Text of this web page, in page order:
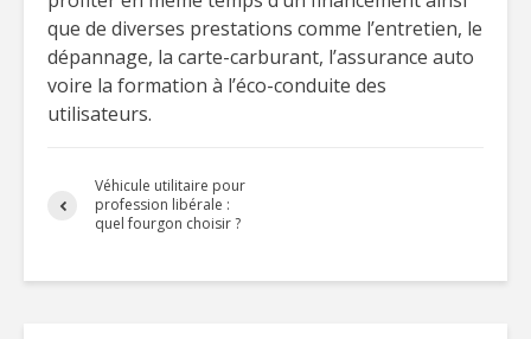
que de diverses prestations comme l’entretien, le
dépannage, la carte-carburant, l’assurance auto
voire la formation à l’éco-conduite des
utilisateurs.
Véhicule utilitaire pour
profession libérale :
quel fourgon choisir ?